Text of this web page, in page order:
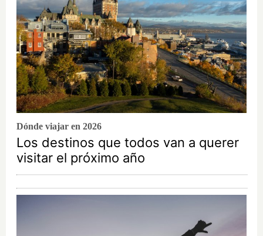
Dónde viajar en 2026
Los destinos que todos van a querer
visitar el próximo año